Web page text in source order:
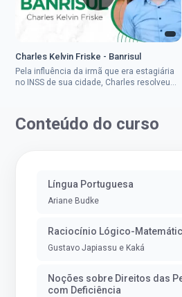
Charles Kelvin Friske - Banrisul
Pela influência da irmã que era estagiária
no INSS de sua cidade, Charles resolveu
Conteúdo do curso
Língua Portuguesa
Ariane Budke
Raciocínio Lógico-
Gustavo Japiassu e Kaká
Noções sobre Direitos das
com Deficiência